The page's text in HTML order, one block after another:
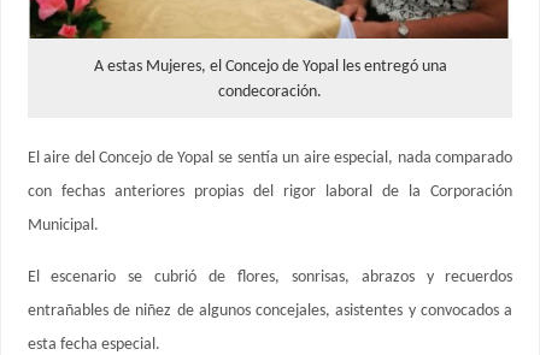
A estas Mujeres, el Concejo de Yopal les entregó una
condecoración.
El aire del Concejo de Yopal se sentía un aire especial, nada comparado
con fechas anteriores propias del rigor laboral de la Corporación
Municipal.
El escenario se cubrió de flores, sonrisas, abrazos y recuerdos
entrañables de niñez de algunos concejales, asistentes y convocados a
esta fecha especial.